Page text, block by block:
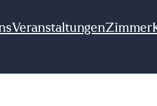
VeranstaltungenZimmer